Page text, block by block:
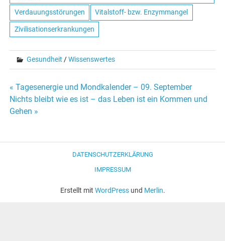
Verdauungsstörungen Vitalstoff- bzw. Enzymmangel
Zivilisationserkrankungen
Gesundheit /Wissenswertes
Beitrags-
« Tagesenergie und Mondkalender – 09. September
Nichts bleibt wie es ist – das Leben ist ein Kommen und
Gehen »
DATENSCHUTZERKLÄRUNG
IMPRESSUM
Erstellt mit WordPressund Merlin.